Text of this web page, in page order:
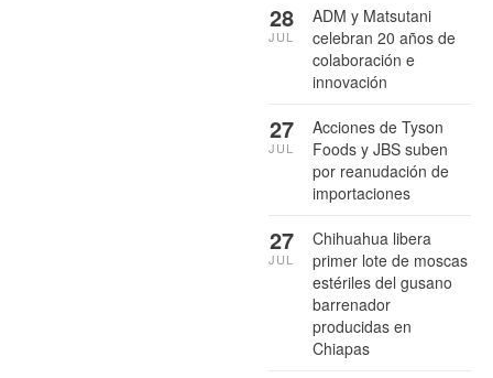
ADM y Matsutani
celebran 20 años de
colaboración e
innovación
28
JUL
Acciones de Tyson
Foods y JBS suben
por reanudación de
importaciones
27
JUL
Chihuahua libera
primer lote de moscas
estériles del gusano
barrenador
producidas en
Chiapas
27
JUL